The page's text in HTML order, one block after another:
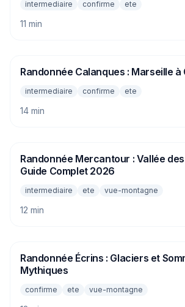
intermediaire confirme ete
11 min
RANDONNEE
Randonnée Calanques : Marseille à
intermediaire confirme ete
14 min
RANDONNEE
Randonnée Mercantour : Vallée
Guide Complet 2026
intermediaire ete vue-montagne
12 min
RANDONNEE
Randonnée Écrins : Glaciers et
Mythiques
confirme ete vue-montagne